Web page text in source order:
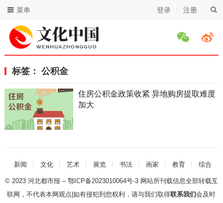
登录 注册
菜单
标签： 公积金
住房公积金政策收紧 异地购房提取难度
加大
新闻 文化 艺术 展览 书法 画家 教育 综合
© 2023 河北都市报 – 鄂ICP备2023010064号-3网站所刊载信息全部转载互
联网，不代表本网观点|如有侵犯到您权利，请与我们取得联系我们会及时